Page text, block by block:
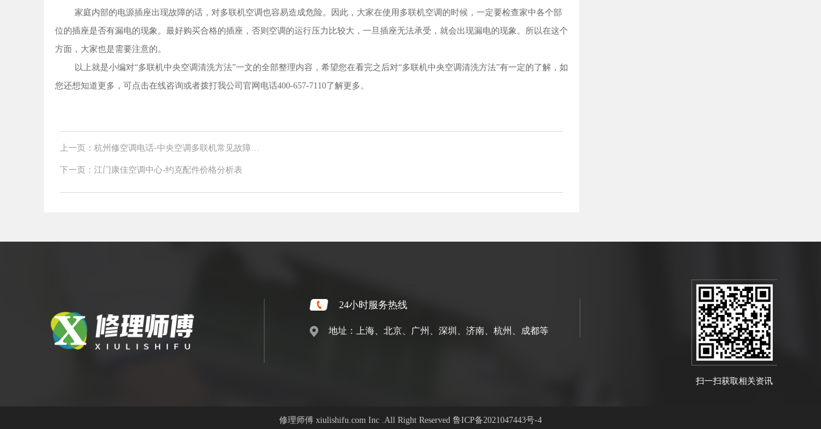
家庭内部的电源插座出现故障的话，对多联机空调也容易造成危险。因此，大家在使用多联机空调的时候，一定要检查家中各个部
位的插座是否有漏电的现象。最好购买合格的插座，否则空调的运行压力比较大，一旦插座无法承受，就会出现漏电的现象。所以在这个
方面，大家也是需要注意的。
以上就是小编对“多联机中央空调清洗方法”一文的全部整理内容，希望您在看完之后对“多联机中央空调清洗方法”有一定的了解，如
您还想知道更多，可点击在线咨询或者拨打我公司官网电话400-657-7110了解更多。
上一页：杭州修空调电话-中央空调多联机常见故障代
下一页：江门康佳空调中心-约克配件价格分析表
24小时服务热线
地址：上海、北京、广州、深圳、济南、杭州、成都等
扫一扫获取相关资讯
修理师傅 xiulishifu.com Inc .All Right Reserved 鲁ICP备2021047443号-4